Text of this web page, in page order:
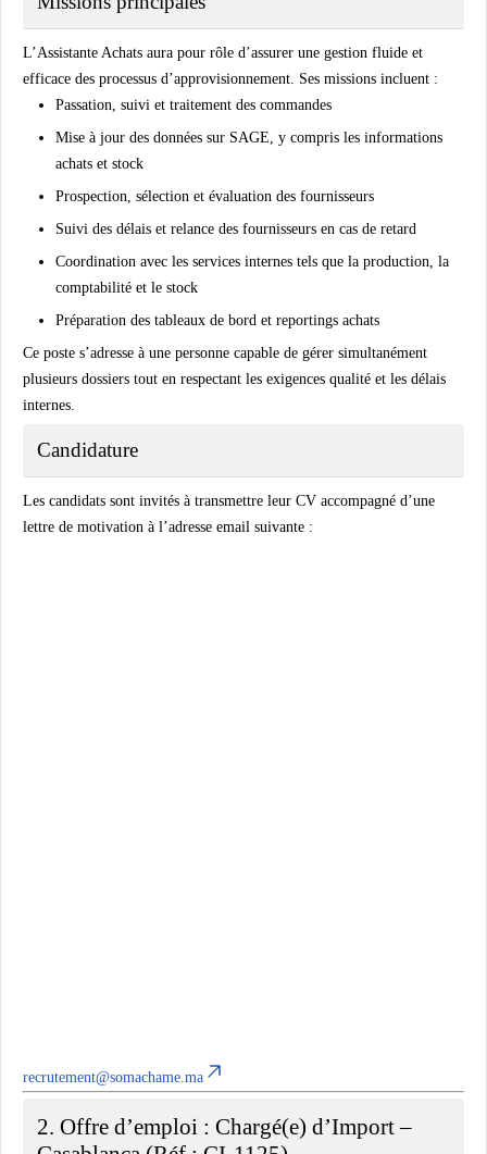
L’Assistante Achats aura pour rôle d’assurer une gestion fluide et
efficace des processus d’approvisionnement. Ses missions incluent :
Passation, suivi et traitement des commandes
Mise à jour des données sur SAGE, y compris les informations
achats et stock
Prospection, sélection et évaluation des fournisseurs
Suivi des délais et relance des fournisseurs en cas de retard
Coordination avec les services internes tels que la production, la
comptabilité et le stock
Préparation des tableaux de bord et reportings achats
Ce poste s’adresse à une personne capable de gérer simultanément
plusieurs dossiers tout en respectant les exigences qualité et les délais
internes.
Candidature
Les candidats sont invités à transmettre leur CV accompagné d’une
lettre de motivation à l’adresse email suivante :
recrutement@somachame.ma
2. Offre d’emploi : Chargé(e) d’Import –